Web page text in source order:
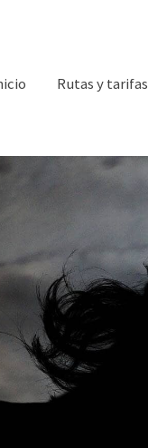
Rutas y tarifas